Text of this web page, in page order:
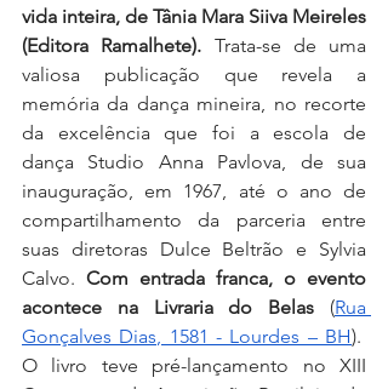
vida inteira, de Tânia Mara Siiva Meireles
(Editora Ramalhete). Trata-se de uma
valiosa publicação que revela a
memória da dança mineira, no recorte
da excelência que foi a escola de
dança Studio Anna Pavlova, de sua
inauguração, em 1967, até o ano de
compartilhamento da parceria entre
suas diretoras Dulce Beltrão e Sylvia
Calvo. Com entrada franca, o evento
acontece na Livraria do Belas (Rua
Gonçalves Dias, 1581 - Lourdes – BH).
O livro teve pré-lançamento no XIII